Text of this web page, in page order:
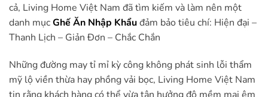
cả, Living Home Việt Nam đã tìm kiếm và làm nên một
danh mụcGhế Ăn Nhập Khẩuđảm bảo tiêu chí: Hiện đại –
Thanh Lịch – Giản Đơn – Chắc Chắn
Những đường may tỉ mỉ kỳ công không phát sinh lỗi thẩm
mỹ lộ viền thừa hay phồng vải bọc, Living Home Việt Nam
tin rằng khách hàng có thể vừa tận hưởng độ mềm mại êm